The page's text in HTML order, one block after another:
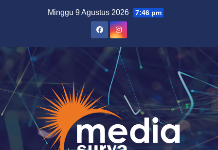
Minggu 9 Agustus 2026 7:46 pm